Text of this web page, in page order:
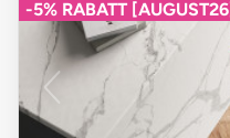
-5% RABATT